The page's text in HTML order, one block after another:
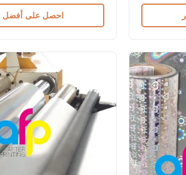
There are
(without
Film With
PET Based Film coated
for making labels and
احصل على أفضل